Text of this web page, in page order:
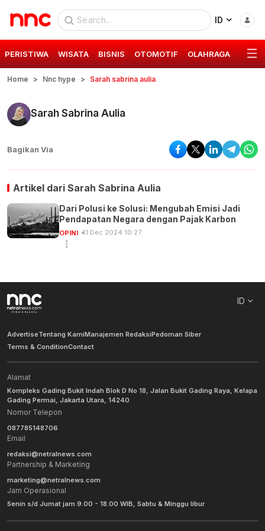
ID
PERISTIWA WISATA BISNIS OTOMOTIF OLAHRAGA GAYA
Home Nnc hype Sarah sabrina aulia
Sarah Sabrina Aulia
Bagikan Via
Artikel dari Sarah Sabrina Aulia
Dari Polusi ke Solusi: Mengubah Emisi Jadi
Pendapatan Negara dengan Pajak Karbon
OPINI 11 Dec 2024 10:27
ID
AdvertiseTentang KamiManajemen RedaksiPedoman Siber
Terms & ConditionContact
Alamat
Kompleks Gading Bukit Indah Blok D No 18, Jalan Bukit Gading Raya, Kelapa
Gading Permai, Jakarta Utara, 14240
Nomor Telepon
087785148706
Email
redaksi@netralnews.com
Partnership & Marketing
marketing@netralnews.com
Jam Operasional
Senin s/d Jumat jam 9.00 - 18.00 WIB, Sabtu & Minggu libur